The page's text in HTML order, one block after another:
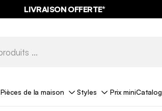
LIVRAISON OFFERTE*
Pièces de la maison Styles Prix mini